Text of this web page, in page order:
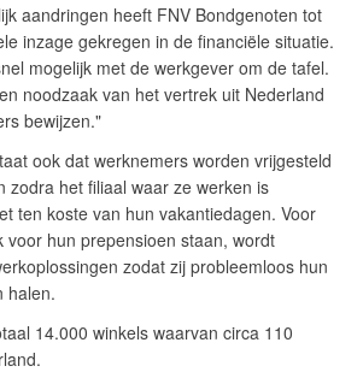
aandringen heeft FNV Bondgenoten tot
inzage gekregen in de financiële situatie.
mogelijk met de werkgever om de tafel.
noodzaak van het vertrek uit Nederland
bewijzen."
ook dat werknemers worden vrijgesteld
zodra het filiaal waar ze werken is
ten koste van hun vakantiedagen. Voor
voor hun prepensioen staan, wordt
zodat zij probleemloos hun
halen.
14.000 winkels waarvan circa 110